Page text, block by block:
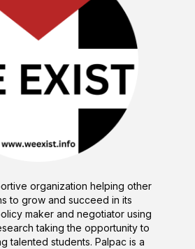
organization helping other
to grow and succeed in its
maker and negotiator using
taking the opportunity to
talented students. Palpac is a